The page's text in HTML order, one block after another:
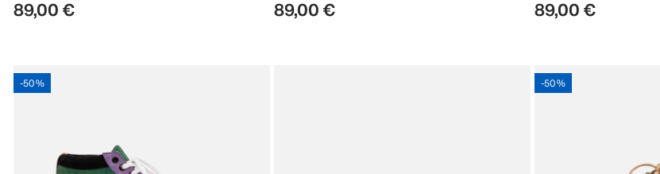
89,00 € 89,00 € 89,00 €
-50 % -50 %